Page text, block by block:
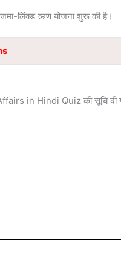
जमा-लिंक्ड ऋण योजना शुरू की है।
in Hindi Quiz की सूचि दी